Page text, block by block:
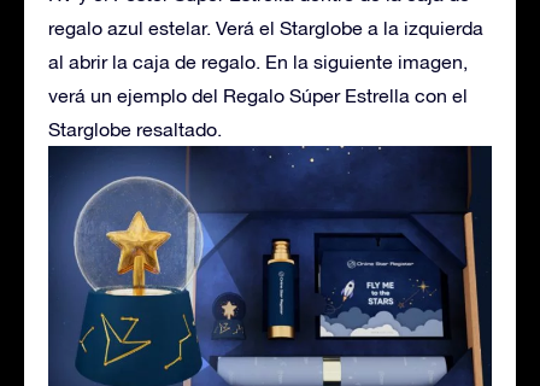
regalo azul estelar. Verá el Starglobe a la izquierda
al abrir la caja de regalo. En la siguiente imagen,
verá un ejemplo del Regalo Súper Estrella con el
Starglobe resaltado.